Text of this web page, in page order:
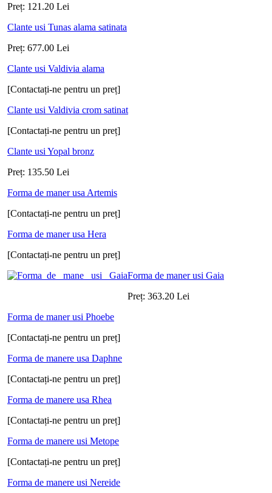
Preț: 121.20 Lei
Clante usi Tunas alama satinata
Preț: 677.00 Lei
Clante usi Valdivia alama
[Contactați-ne pentru un preț]
Clante usi Valdivia crom satinat
[Contactați-ne pentru un preț]
Clante usi Yopal bronz
Preț: 135.50 Lei
Forma de maner usa Artemis
[Contactați-ne pentru un preț]
Forma de maner usa Hera
[Contactați-ne pentru un preț]
Forma de maner usi Gaia
Preț: 363.20 Lei
Forma de maner usi Phoebe
[Contactați-ne pentru un preț]
Forma de manere usa Daphne
[Contactați-ne pentru un preț]
Forma de manere usa Rhea
[Contactați-ne pentru un preț]
Forma de manere usi Metope
[Contactați-ne pentru un preț]
Forma de manere usi Nereide